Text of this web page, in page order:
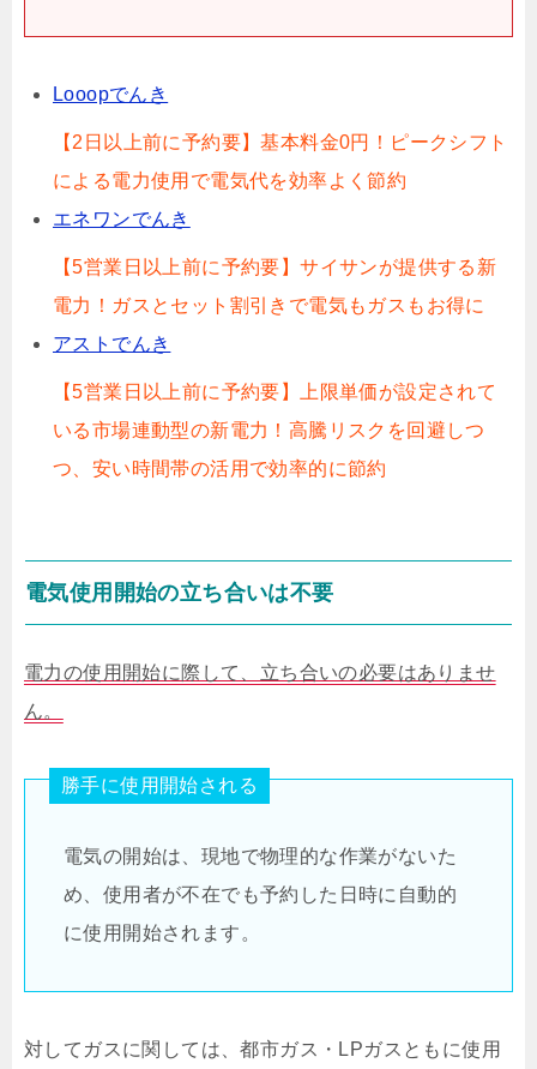
Looopでんき
【2日以上前に予約要】基本料金0円！ピークシフト
による電力使用で電気代を効率よく節約
エネワンでんき
【5営業日以上前に予約要】サイサンが提供する新
電力！ガスとセット割引きで電気もガスもお得に
アストでんき
【5営業日以上前に予約要】上限単価が設定されて
いる市場連動型の新電力！高騰リスクを回避しつ
つ、安い時間帯の活用で効率的に節約
電気使用開始の立ち合いは不要
電力の使用開始に際して、立ち合いの必要はありませ
ん。
勝手に使用開始される
電気の開始は、現地で物理的な作業がないた
め、使用者が不在でも予約した日時に自動的
に使用開始されます。
対してガスに関しては、都市ガス・LPガスともに使用